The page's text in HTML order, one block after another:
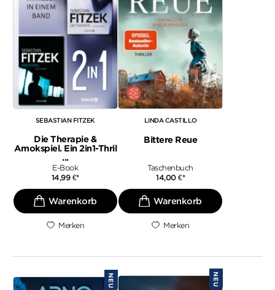
SEBASTIAN FITZEK
Die Therapie &
Amokspiel. Ein 2in1-Thril
...
E-Book
14,99 €*
Merken
LINDA CASTILLO
Bittere Reue
Taschenbuch
14,00€*
Merken
NEU NEU